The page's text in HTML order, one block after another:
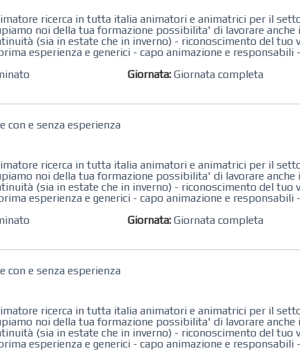
ricerca in tutta italia animatori e animatrici per il
noi della tua formazione possibilita' di lavorare
(sia in estate che in inverno) - riconoscimento del tuo
esperienza e generici - capo animazione e responsabili -
Giornata: Giornata completa
con e senza esperienza
ricerca in tutta italia animatori e animatrici per il
noi della tua formazione possibilita' di lavorare
(sia in estate che in inverno) - riconoscimento del tuo
esperienza e generici - capo animazione e responsabili -
Giornata: Giornata completa
con e senza esperienza
ricerca in tutta italia animatori e animatrici per il
noi della tua formazione possibilita' di lavorare
(sia in estate che in inverno) - riconoscimento del tuo
esperienza e generici - capo animazione e responsabili -